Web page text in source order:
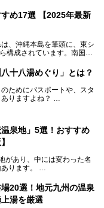
らず多くの常連客や温泉フ
湯にスポットを当て、その
め17選 【2025年最新
、沖縄本島を筆頭に、東シ
構成されています。南国な
化など、多くの人を惹きつ
県です。
、ホテル併設などリゾート
ます。日帰りでも旅行気分
十八湯めぐり」とは？
ためにパスポートや、スタ
りますよね？
ンプラリーでしょう。
泉地」5選！おすすめ
があり、中には変わった名
ります。
地」を、地域ごとにクイズ
)である今回は、九州地方の
した。
20選！地元九州の温泉
湯を厳選